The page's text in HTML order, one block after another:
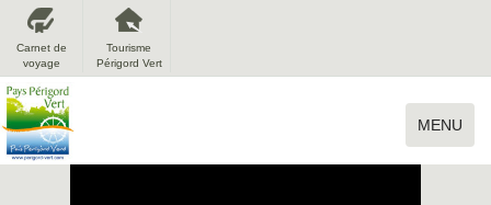
Carnet de
voyage
Tourisme
Périgord Vert
MENU